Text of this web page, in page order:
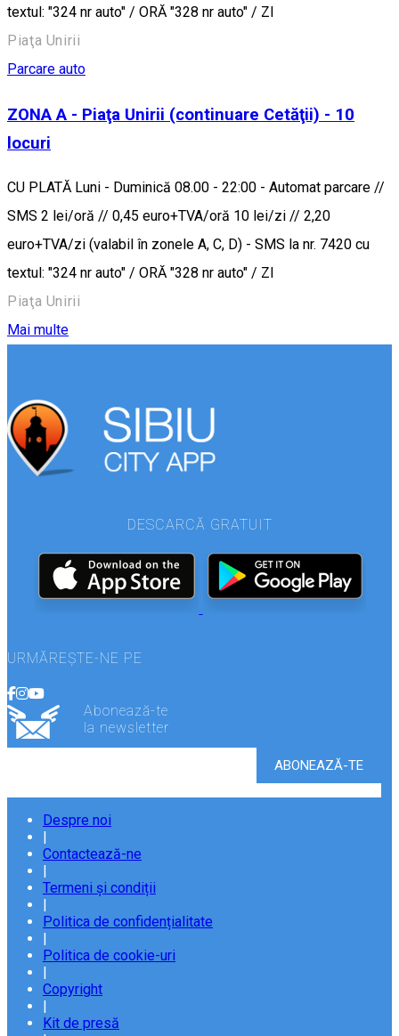
textul: "324 nr auto" / ORĂ "328 nr auto" / ZI
Piaţa Unirii
Parcare auto
ZONA A - Piaţa Unirii (continuare Cetăţii) - 10
locuri
CU PLATĂ Luni - Duminică 08.00 - 22:00 - Automat parcare //
SMS 2 lei/oră // 0,45 euro+TVA/oră 10 lei/zi // 2,20
euro+TVA/zi (valabil în zonele A, C, D) - SMS la nr. 7420 cu
textul: "324 nr auto" / ORĂ "328 nr auto" / ZI
Piaţa Unirii
Mai multe
DESCARCĂ GRATUIT
URMĂREȘTE-NE PE
Abonează-te
la newsletter
Despre noi
Contactează-ne
Termeni și condiții
Politica de confidențialitate
Politica de cookie-uri
Copyright
Kit de presă